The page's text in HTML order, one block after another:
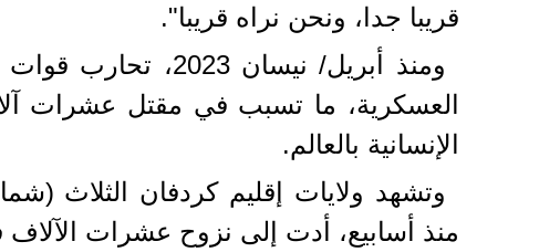
قريبا جدا، ونحن نراه قريبا".
ومنذ أبريل/
الإنسانية بالعالم.
وتشهد ولايات إقليم كردفان الثلاث
منذ أسابيع، أدت إلى نزوح عشرات الآلاف